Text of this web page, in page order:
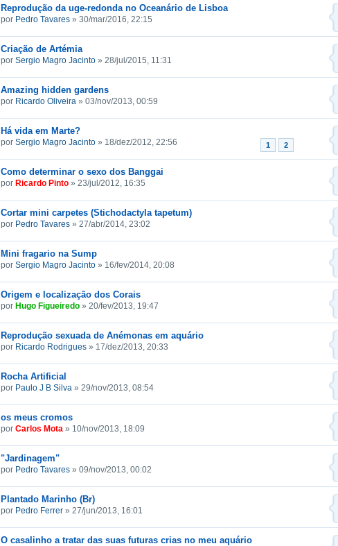
Reprodução da uge-redonda no Oceanário de Lisboa
por Pedro Tavares » 30/mar/2016, 22:15
Criação de Artémia
por Sergio Magro Jacinto » 28/jul/2015, 11:31
Amazing hidden gardens
por Ricardo Oliveira » 03/nov/2013, 00:59
Há vida em Marte?
1 2
por Sergio Magro Jacinto » 18/dez/2012, 22:56
Como determinar o sexo dos Banggai
por Ricardo Pinto » 23/jul/2012, 16:35
Cortar mini carpetes (Stichodactyla tapetum)
por Pedro Tavares » 27/abr/2014, 23:02
Mini fragario na Sump
por Sergio Magro Jacinto » 16/fev/2014, 20:08
Origem e localização dos Corais
por Hugo Figueiredo » 20/fev/2013, 19:47
Reprodução sexuada de Anémonas em aquário
por Ricardo Rodrigues » 17/dez/2013, 20:33
Rocha Artificial
por Paulo J B Silva » 29/nov/2013, 08:54
os meus cromos
por Carlos Mota » 10/nov/2013, 18:09
"Jardinagem"
por Pedro Tavares » 09/nov/2013, 00:02
Plantado Marinho (Br)
por Pedro Ferrer » 27/jun/2013, 16:01
O casalinho a tratar das suas futuras crias no meu aquário